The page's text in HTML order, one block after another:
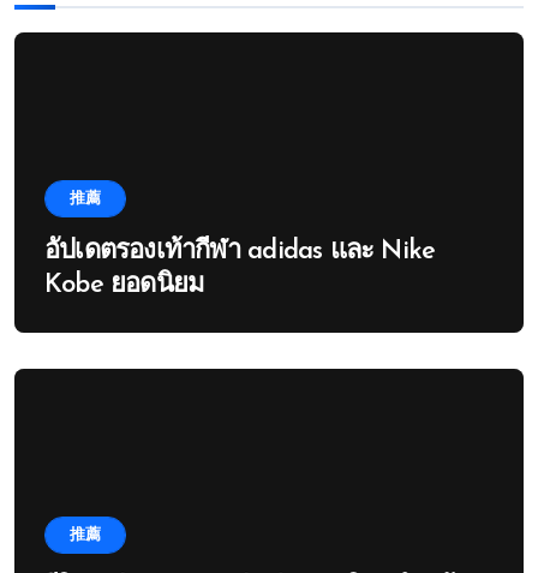
推薦
อัปเดตรองเท้ากีฬา adidas และ Nike
Kobe ยอดนิยม
推薦